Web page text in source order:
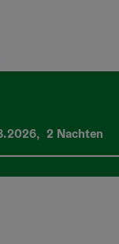
, 2 Nachten